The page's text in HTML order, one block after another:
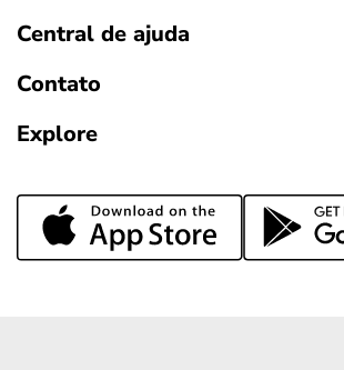
Central de ajuda
Contato
Explore